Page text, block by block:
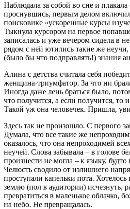
Наблюдала за собой во сне и плакала
проснувшись, первым делом
поисковике «ускоренные курсы
Тыкнула курсором на первое
записалась и уже вечером сидела в
рядом с ней ютились такие же
(было бы что подправлять!) знания
Алина с детства считала себя
женщина-триумфатор. За что ни
Иногда даже лень браться было,
что получится, а если получится, то
Такой уж она человечек. Пришла,
Здесь так не произошло. С первого
Думала, что все такие же
оказалось, что она непроходимей
неучей. Слова забывала – в голове
произнести не могла – к языку,
Челюсть сводило от излишнего
проступали капельки пота. Хотелось
землю (пол в аудитории) исчезнуть,
превратиться в маленькое облачко,
на небо. Не превращалась.